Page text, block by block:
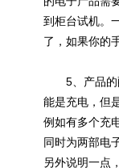
到柜台试机。
了，如果你的
5、产品的
能是充电，但
例如有多个充
同时为两部电
另外说明一点